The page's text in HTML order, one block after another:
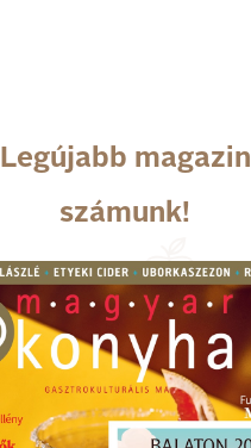
Legújabb magazin
számunk!